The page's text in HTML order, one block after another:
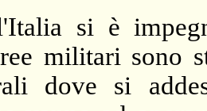
si è
militari sono
dove si